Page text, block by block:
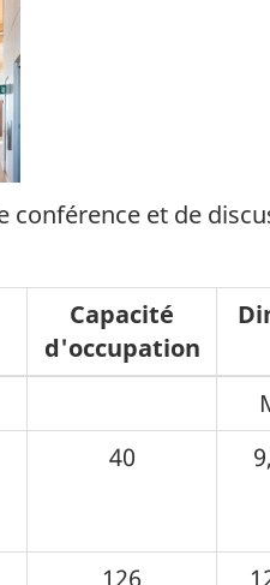
conférence et de
Capacité
d'occupation
40
126